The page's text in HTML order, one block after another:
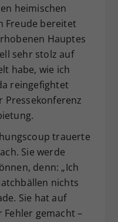
heimischen
Freude bereitet
Hauptes
sehr stolz auf
habe, wie ich
reingefightet
Pressekonferenz
trauerte
Sie werde
denn: „Ich
nichts
Sie hat auf
gemacht –